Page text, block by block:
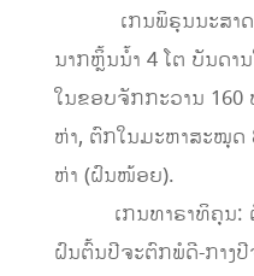
ເກນພິຣຸນນະສາດ:
ນາກຫຼິ້ນນໍ້າ 4 ໂຕ ບັນດາ
ໃນຂອບຈັກກະວານ 160
ຫ່າ, ຕົກໃນມະຫາສະໝຸດ
ຫ່າ (ຝົນໜ້ອຍ).
ເກນທາຣາທິຄຸນ: ຕົ
ຝົນຕົ້ນປີຈະຕົກພໍດີ-ກາງ